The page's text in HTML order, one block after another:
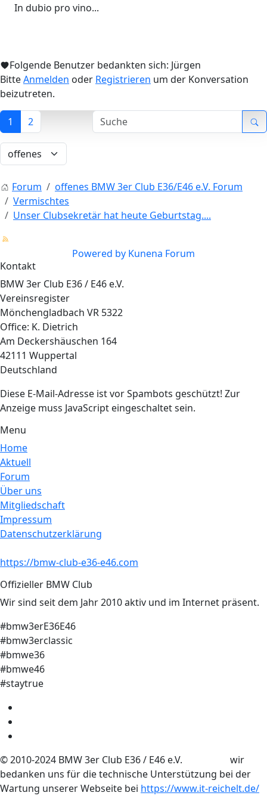
In dubio pro vino...
Folgende Benutzer bedankten sich: Jürgen
BitteAnmelden oder Registrieren um der Konversation
beizutreten.
1 2
Forum
offenes BMW 3er Club E36/E46 e.V. Forum
Vermischtes
Unser Clubsekretär hat heute Geburtstag....
Powered by Kunena Forum
Kontakt
BMW 3er Club E36 / E46 e.V.
Vereinsregister
Mönchengladbach VR 5322
Office: K. Dietrich
Am Deckershäuschen 164
42111 Wuppertal
Deutschland
Diese E-Mail-Adresse ist vor Spambots geschützt! Zur
Anzeige muss JavaScript eingeschaltet sein.
Menu
Home
Aktuell
Forum
Über uns
Mitgliedschaft
Impressum
Datenschutzerklärung
https://bmw-club-e36-e46.com
Offizieller BMW Club
Wir sind seit dem Jahr 2010 aktiv und im Internet präsent.
#bmw3erE36E46
#bmw3erclassic
#bmwe36
#bmwe46
#staytrue
© 2010-2024 BMW 3er Club E36 / E46 e.V. wir
bedanken uns für die technische Unterstützung bei der
Wartung unserer Webseite bei https://www.it-reichelt.de/